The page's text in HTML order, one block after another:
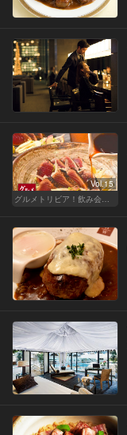
Vol.15
グルメトリビア！飲み会やデートで会話のネタになるQ＆A